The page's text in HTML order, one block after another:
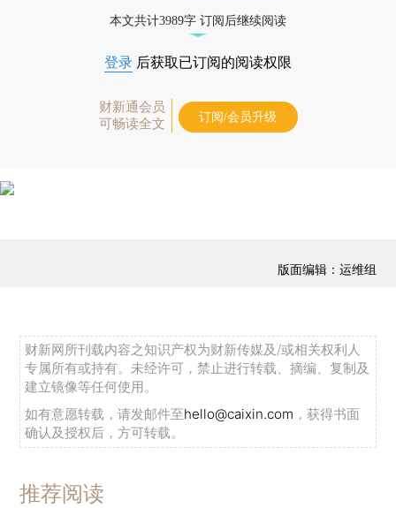
本文共计3989字 订阅后继续阅读
登录 后获取已订阅的阅读权限
财新通会员
可畅读全文
订阅/会员升级
版面编辑：运维组
财新网所刊载内容之知识产权为财新传媒及/或相关权利人
专属所有或持有。未经许可，禁止进行转载、摘编、复制及
建立镜像等任何使用。
如有意愿转载，请发邮件至hello@caixin.com ，获得书面
确认及授权后，方可转载。
推荐阅读